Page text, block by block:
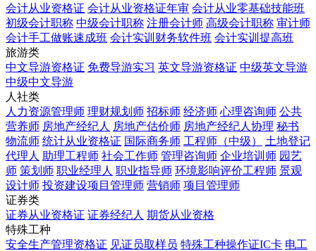
会计从业资格证 会计从业资格证年审 会计从业零基础技能班
初级会计职称 中级会计职称 注册会计师 高级会计职称 审计师
会计手工做账速成班 会计实训财务软件班 会计实训提高班
旅游类
中文导游资格证 免费导游实习 英文导游资格证 中级英文导游
中级中文导游
人社类
人力资源管理师 理财规划师 招标师 经济师 心理咨询师 公共
营养师 房地产经纪人 房地产估价师 房地产经纪人协理 秘书
物流师 统计从业资格证 国际商务师 工程师（中级）
土地登记
代理人 助理工程师 社会工作师 管理咨询师 企业培训师 园艺
师 策划师 职业经理人 职业指导师 环境影响评价工程师 景观
设计师 投资建设项目管理师 营销师 项目管理师
证券类
证券从业资格证 证券经纪人 期货从业资格
特殊工种
安全生产管理资格证 见证员取样员 特殊工种操作证IC卡 电工